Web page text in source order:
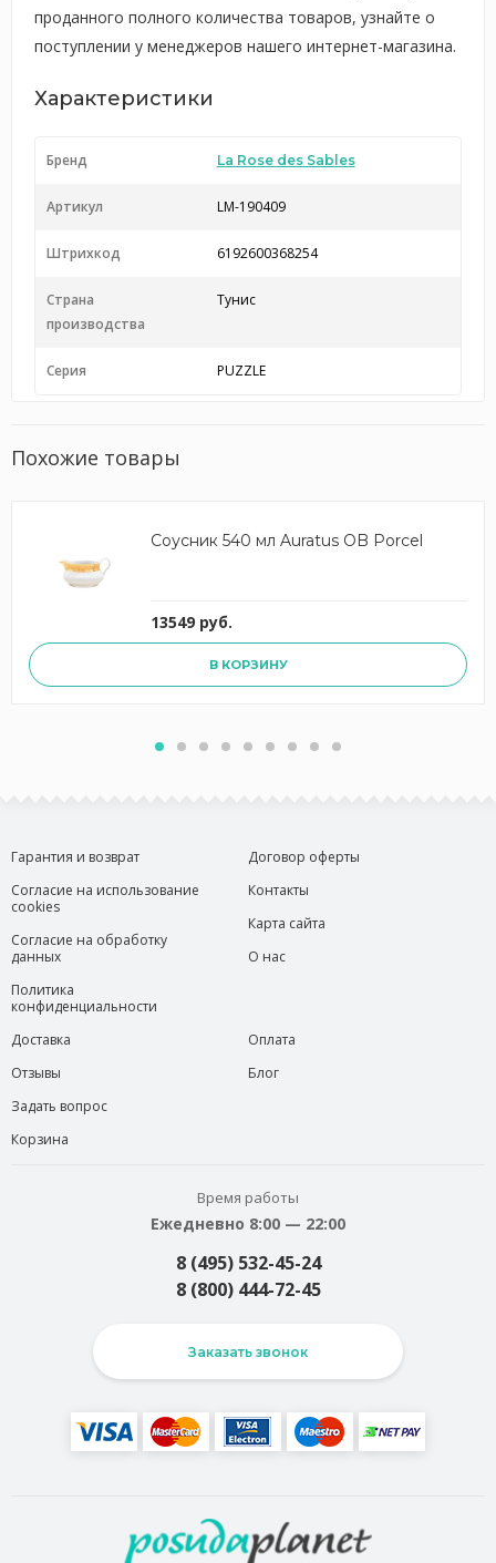
проданного полного количества товаров, узнайте о
поступлении у менеджеров нашего интернет-магазина.
Характеристики
Бренд La Rose des Sables
Артикул LM-190409
Штрихкод 6192600368254
Страна
производства
Тунис
Серия PUZZLE
Похожие товары
Соусник 540 мл Auratus OB Porcel
13549 руб.
В КОРЗИНУ
Гарантия и возврат
Согласие на использование
cookies
Согласие на обработку
данных
Политика
конфиденциальности
Договор оферты
Контакты
Карта сайта
О нас
Доставка
Отзывы
Задать вопрос
Корзина
Оплата
Блог
Время работы
Ежедневно 8:00 — 22:00
8 (495) 532-45-24
8 (800) 444-72-45
Заказать звонок